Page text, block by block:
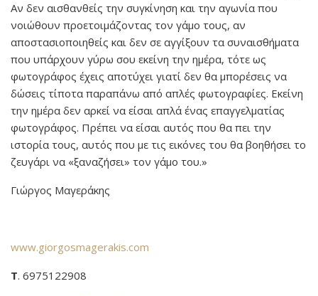
Αν δεν αισθανθείς την συγκίνηση και την αγωνία που
νοιώθουν προετοιμάζοντας τον γάμο τους, αν
αποστασιοποιηθείς και δεν σε αγγίξουν τα συναισθήματα
που υπάρχουν γύρω σου εκείνη την ημέρα, τότε ως
φωτογράφος έχεις αποτύχει γιατί δεν θα μπορέσεις να
δώσεις τίποτα παραπάνω από απλές φωτογραφίες. Εκείνη
την ημέρα δεν αρκεί να είσαι απλά ένας επαγγελματίας
φωτογράφος. Πρέπει να είσαι αυτός που θα πει την
ιστορία τους, αυτός που με τις εικόνες του θα βοηθήσει το
ζευγάρι να «ξαναζήσει» τον γάμο του.»
Γιώργος Μαγεράκης
www.giorgosmagerakis.com
Τ. 6975122908